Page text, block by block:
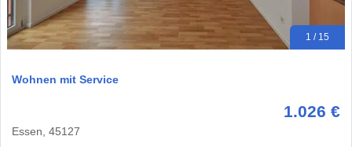
1 / 15
Wohnen mit Service
1.026 €
Essen, 45127